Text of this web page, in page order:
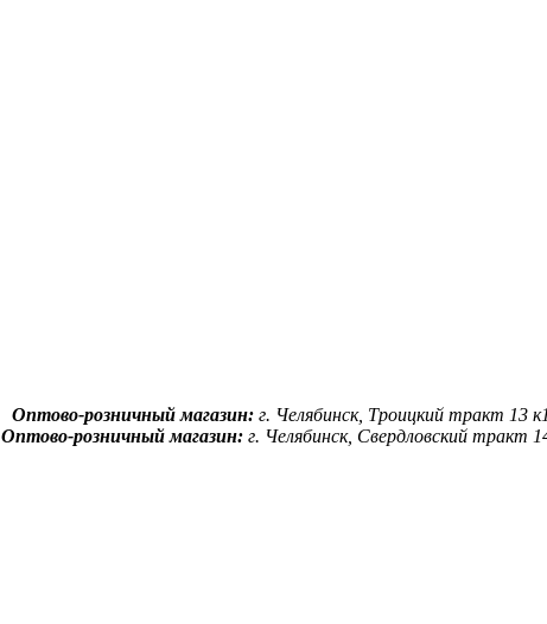
Оптово-розничный магазин: г. Челябинск, Троицкий тракт 13
Оптово-розничный магазин:г. Челябинск, Свердловский тракт